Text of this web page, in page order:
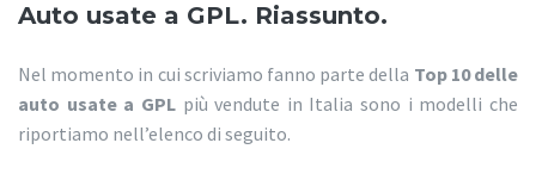
Auto usate a GPL. Riassunto.
Nel momento in cui scriviamo fanno parte della Top 10 delle
auto usate a GPLpiù vendute in Italia sono i modelli che
riportiamo nell’elenco di seguito.